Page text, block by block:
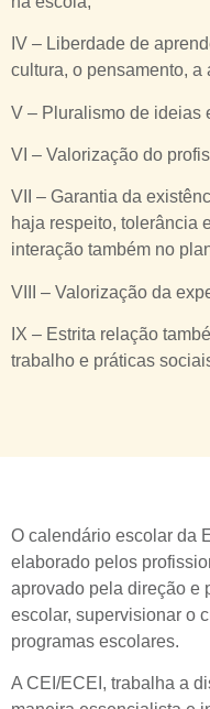
IV – Liberdade de
cultura, o pensamento, a
V – Pluralismo de ideias
VI – Valorização do
VII – Garantia da
haja respeito, tolerância
interação também no
VIII – Valorização da
IX – Estrita relação
trabalho e práticas
O calendário escolar da
elaborado pelos
aprovado pela direção e
escolar, supervisionar o
programas escolares.
A CEI/ECEI, trabalha a